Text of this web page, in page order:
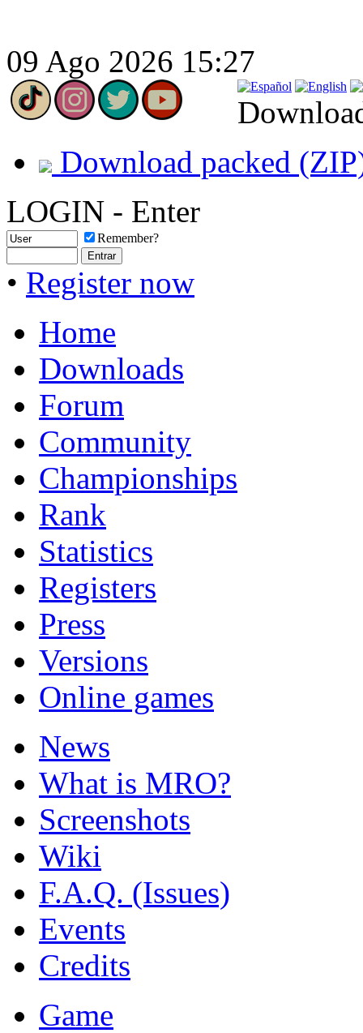
09 Ago 2026 15:27
Download packed
LOGIN - Enter
Remember?
• Register now
Home
Downloads
Forum
Community
Championships
Rank
Statistics
Registers
Press
Versions
Online games
News
What is MRO?
Screenshots
Wiki
F.A.Q. (Issues)
Events
Credits
Game